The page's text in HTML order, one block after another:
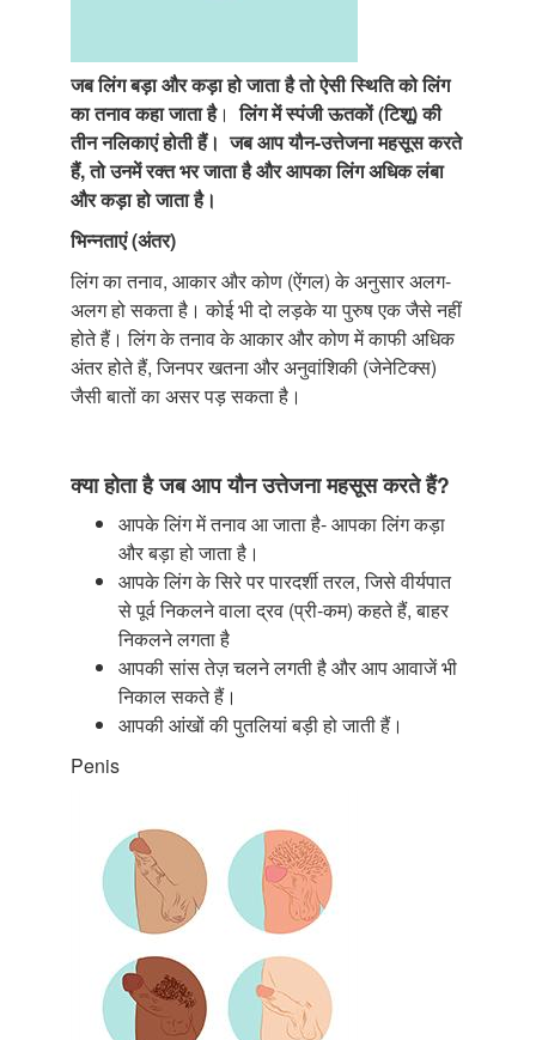
जब लिंग बड़ा और कड़ा हो जाता है तो ऐसी स्थिति को लिंग
का तनाव कहा जाता है।लिंग में स्पंजी ऊतकों (टिशू) की
तीन नलिकाएं होती हैं। जब आप यौन-उत्तेजना महसूस करते
हैं, तो उनमें रक्त भर जाता है और आपका लिंग अधिक लंबा
और कड़ा हो जाता है।
भिन्नताएं (अंतर)
लिंग का तनाव, आकार और कोण (ऐंगल) के अनुसार अलग-
अलग हो सकता है। कोई भी दो लड़के या पुरुष एक जैसे नहीं
होते हैं। लिंग के तनाव के आकार और कोण में काफी अधिक
अंतर होते हैं, जिनपर खतना और अनुवांशिकी (जेनेटिक्स)
जैसी बातों का असर पड़ सकता है।
क्या होता है जब आप यौन उत्तेजना महसूस करते हैं?
आपके लिंग में तनाव आ जाता है- आपका लिंग कड़ा
और बड़ा हो जाता है।
आपके लिंग के सिरे पर पारदर्शी तरल, जिसे वीर्यपात
से पूर्व निकलने वाला द्रव (प्री-कम) कहते हैं, बाहर
निकलने लगता है
आपकी सांस तेज़ चलने लगती है और आप आवाजें भी
निकाल सकते हैं।
आपकी आंखों की पुतलियां बड़ी हो जाती हैं।
Penis